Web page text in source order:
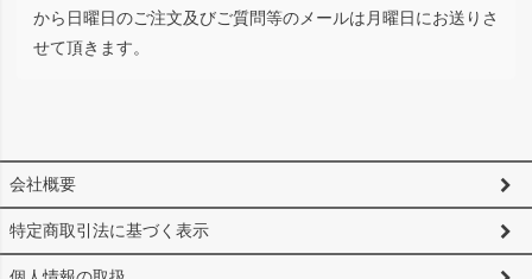
から日曜日のご注文及びご質問等のメールは月曜日にお送りさ
せて頂きます。
会社概要
特定商取引法に基づく表示